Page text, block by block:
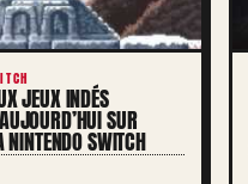
JEUX INDÉS
SUR
NINTENDO SWITCH